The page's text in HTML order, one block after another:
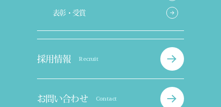
表彰・受賞
採用情報 Recruit
お問い合わせ Contact